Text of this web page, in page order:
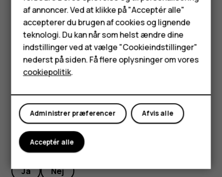
Feature-telefoner
Tilbehør
HMD Terra M
Tablets
Min konto
Stopur
Tryk på navigeringstasten, og vælgUr.
Rul til højre tilStopur , og vælgSTART.
VælgOmgang, når der er gennemført en omgang.
Du kan stoppe stopuret ved at vælge
Synes du, dette var nyttigt?
Ja Nej
af annoncer. Ved at klikke på "Acceptér alle"
accepterer du brugen af cookies og lignende
teknologi. Du kan når som helst ændre dine
indstillinger ved at vælge "Cookieindstillinger"
nederst på siden. Få flere oplysninger om vores
cookiepolitik.
Afvis alle
Administrer præferencer
Acceptér alle